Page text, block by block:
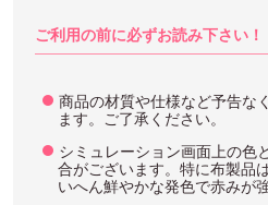
ご利用の前に必ずお読み下さい！
商品の材質や仕様など予告な
ます。ご了承ください。
シミュレーション画面上の色
合がございます。特に布製品
いへん鮮やかな発色で赤みが